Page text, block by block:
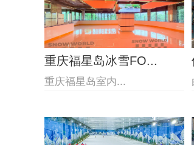
重庆福星岛冰雪FO...
重庆福星岛室内...